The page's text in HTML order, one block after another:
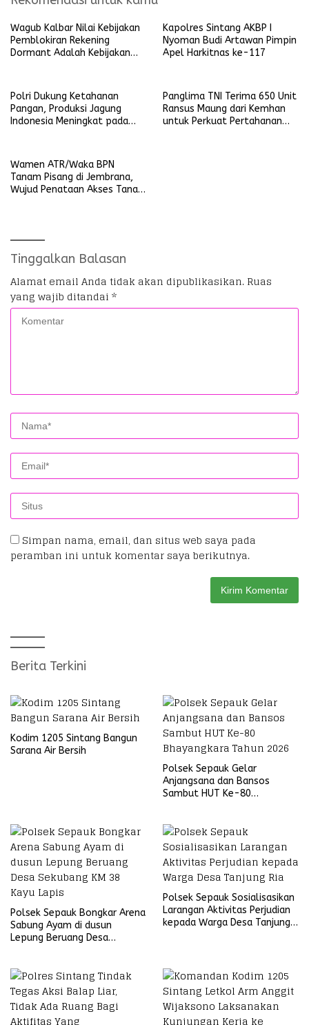
Wagub Kalbar Nilai Kebijakan
Pemblokiran Rekening
Dormant Adalah Kebijakan
Kapolres Sintang AKBP I
Nyoman Budi Artawan Pimpin
Apel Harkitnas ke-117
Polri Dukung Ketahanan
Pangan, Produksi Jagung
Indonesia Meningkat pada
Panglima TNI Terima 650 Unit
Ransus Maung dari Kemhan
untuk Perkuat Pertahanan
Wamen ATR/Waka BPN
Tanam Pisang di Jembrana,
Wujud Penataan Akses Tanah
Tinggalkan Balasan
Alamat email Anda tidak akan dipublikasikan. Ruas
yang wajib ditandai *
Simpan nama, email, dan situs web saya pada
peramban ini untuk komentar saya berikutnya.
Berita Terkini
Kodim 1205 Sintang Bangun
Sarana Air Bersih
Polsek Sepauk Gelar
Anjangsana dan Bansos
Sambut HUT Ke-80
Polsek Sepauk Bongkar Arena
Sabung Ayam di dusun
Lepung Beruang Desa
Polsek Sepauk Sosialisasikan
Larangan Aktivitas Perjudian
kepada Warga Desa Tanjung